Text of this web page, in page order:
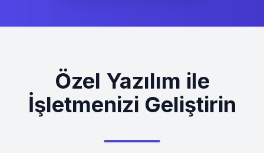
Özel Yazılım ile
İşletmenizi Geliştirin